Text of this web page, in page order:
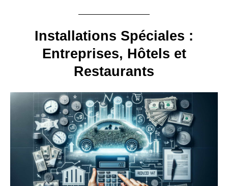
Installations Spéciales :
Entreprises, Hôtels et
Restaurants